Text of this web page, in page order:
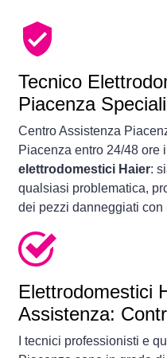
Tecnico
Piacenza
Centro Assistenza
Piacenza entro 24/48 ore
elettrodomestici Haier:
qualsiasi problematica,
dei pezzi danneggiati con
Elettrodomestici
Assistenza:
I tecnici professionisti e